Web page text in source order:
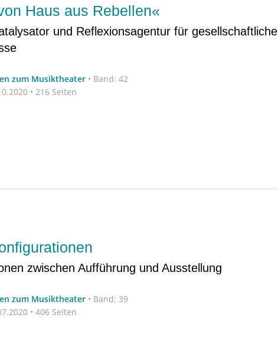
Haus aus Rebellen«
und Reflexionsagentur für gesellschaftliche
zum Musiktheater • Band: 42
• 216 Seiten
zwischen Aufführung und Ausstellung
zum Musiktheater • Band: 39
• 406 Seiten